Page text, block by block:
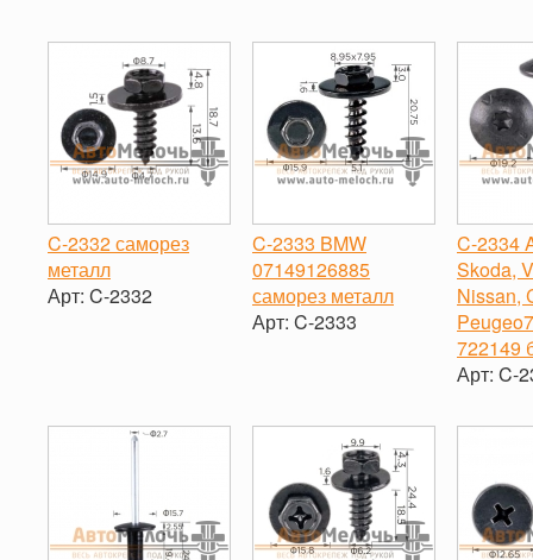
C-2332 саморез
металл
Арт: C-2332
C-2333 BMW
07149126885
саморез металл
Арт: C-2333
C-2334
Skoda,
Nissan,
722149
Арт: C-
-